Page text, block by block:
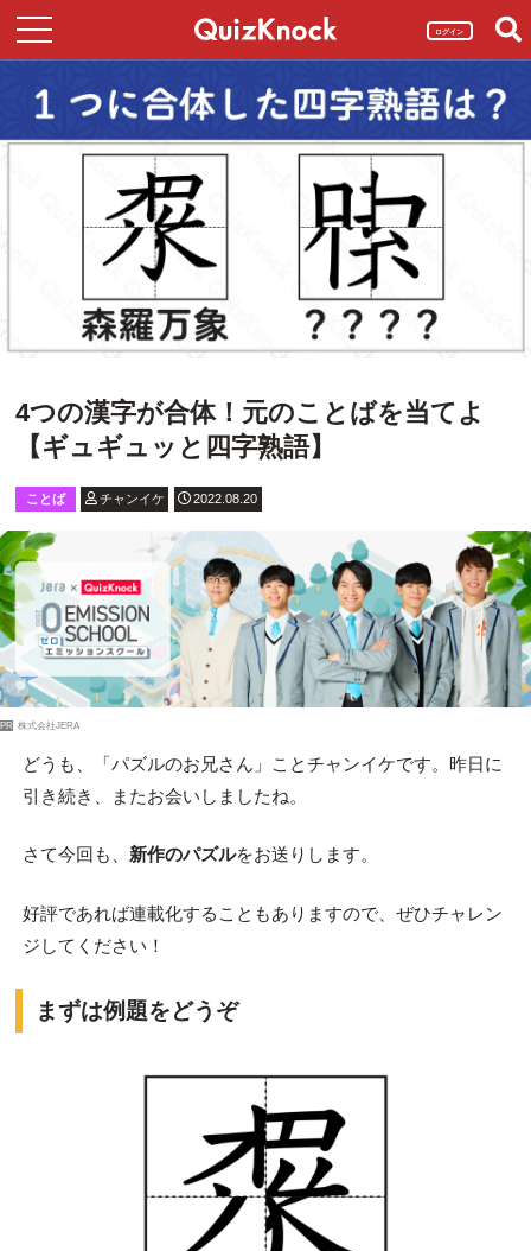
ログイン
4つの漢字が合体！元のことばを当てよ
【ギュギュッと四字熟語】
ことば チャンイケ 2022.08.20
PR 株式会社JERA
どうも、「パズルのお兄さん」ことチャンイケです。昨日に
引き続き、またお会いしましたね。
さて今回も、 新作のパズルをお送りします。
好評であれば連載化することもありますので、ぜひチャレン
ジしてください！
まずは例題をどうぞ